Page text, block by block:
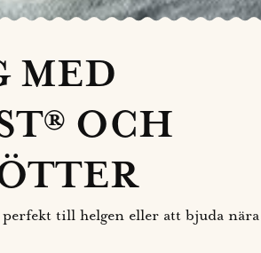
MED
OCH
till helgen eller att bjuda nära